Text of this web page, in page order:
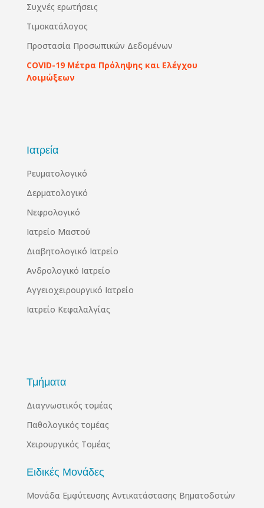
Συχνές ερωτήσεις
Τιμοκατάλογος
Προστασία Προσωπικών Δεδομένων
COVID-19 Μέτρα Πρόληψης και Ελέγχου
Λοιμώξεων
Ιατρεία
Ρευματολογικό
Δερματολογικό
Νεφρολογικό
Ιατρείο Μαστού
Διαβητολογικό Ιατρείο
Ανδρολογικό Ιατρείο
Αγγειοχειρουργικό Ιατρείο
Ιατρείο Κεφαλαλγίας
Τμήματα
Διαγνωστικός τομέας
Παθολογικός τομέας
Χειρουργικός Τομέας
Ειδικές Μονάδες
Μονάδα Εμφύτευσης Αντικατάστασης Βηματοδοτών